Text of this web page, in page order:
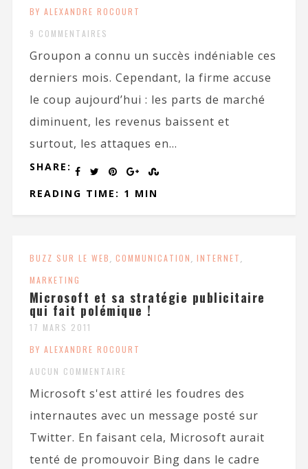
BY ALEXANDRE ROCOURT
9 COMMENTAIRES
Groupon a connu un succès indéniable ces
derniers mois. Cependant, la firme accuse
le coup aujourd’hui : les parts de marché
diminuent, les revenus baissent et
surtout, les attaques en...
SHARE:
READING TIME: 1 MIN
BUZZ SUR LE WEB, COMMUNICATION, INTERNET,
MARKETING
Microsoft et sa stratégie publicitaire
qui fait polémique !
17 MARS 2011
BY ALEXANDRE ROCOURT
AUCUN COMMENTAIRE
Microsoft s'est attiré les foudres des
internautes avec un message posté sur
Twitter. En faisant cela, Microsoft aurait
tenté de promouvoir Bing dans le cadre